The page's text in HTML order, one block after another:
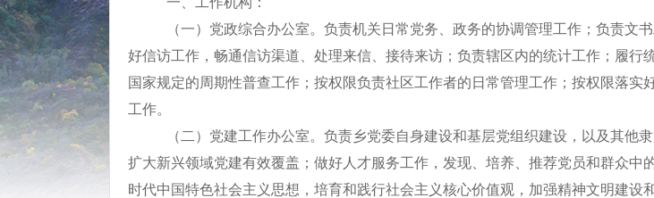
（一）党政综合办公室。负责机关日常党务、政务的协调管理工作；负责
好信访工作，畅通信访渠道、处理来信、接待来访；负责辖区内的统计工作；履
国家规定的周期性普查工作；按权限负责社区工作者的日常管理工作；按权限落
工作。
（二）党建工作办公室。负责乡党委自身建设和基层党组织建设，以及其他
扩大新兴领域党建有效覆盖；做好人才服务工作，发现、培养、推荐党员和群众
时代中国特色社会主义思想，培育和践行社会主义核心价值观，加强精神文明建